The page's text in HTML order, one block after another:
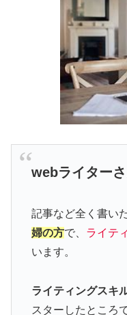
webライターさ
記事など全く書い
婦の方で、 ライテ
います。
ライティングスキ
スターしたところ